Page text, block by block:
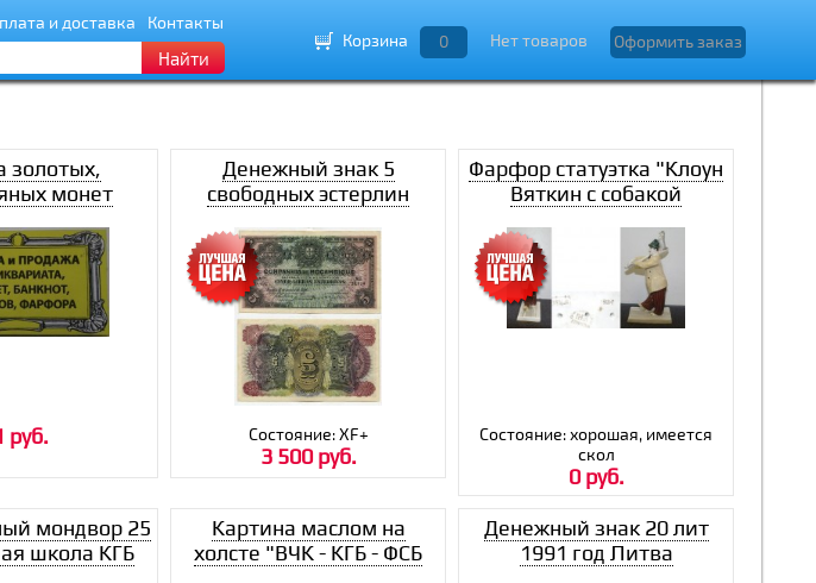
и доставка Контакты
Найти
Корзина 0 Нет товаров Оформить заказ
золотых,
монет
руб.
Денежный знак 5
свободных эстерлин
год
Состояние: ХF+
3 500 руб.
Фарфор статуэтка "Клоун
Вяткин с собакой
Состояние: хорошая, имеется
скол
0 руб.
мондвор 25
школа КГБ
Картина маслом на
холсте "ВЧК - КГБ - ФСБ
Денежный знак 20 лит
1991 год Литва